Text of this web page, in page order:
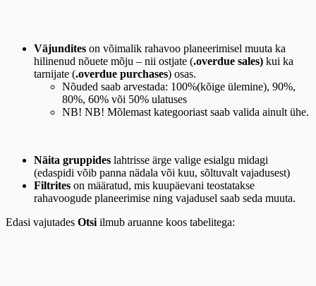
Väjundites on võimalik rahavoo planeerimisel muuta ka
hilinenud nõuete mõju – nii ostjate (.overdue sales) kui ka
tarnijate (.overdue purchases) osas.
Nõuded saab arvestada: 100%(kõige ülemine), 90%,
80%, 60% või 50% ulatuses
NB! NB! Mõlemast kategooriast saab valida ainult ühe.
Näita gruppides lahtrisse ärge valige esialgu midagi
(edaspidi võib panna nädala või kuu, sõltuvalt vajadusest)
Filtrites on määratud, mis kuupäevani teostatakse
rahavoogude planeerimise ning vajadusel saab seda muuta.
Edasi vajutades Otsi ilmub aruanne koos tabelitega: